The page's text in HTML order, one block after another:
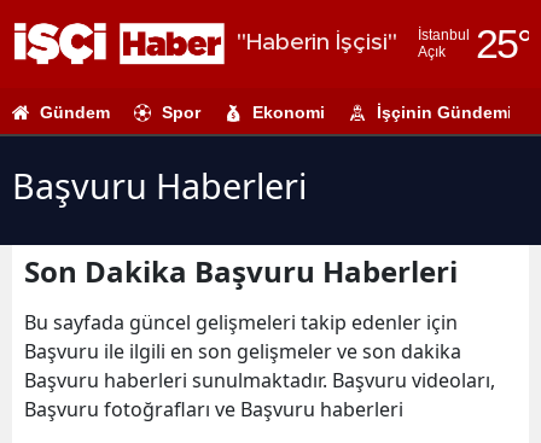
"Haberin İşçisi"
İstanbul
Açık
25°
Adıyaman
Amasya
Ankara
Antalya
Gündem Spor Ekonomi İşçinin Gündemi
Başvuru Haberleri
Son Dakika Başvuru Haberleri
Bu sayfada güncel gelişmeleri takip edenler için
Başvuru ile ilgili en son gelişmeler ve son dakika
Başvuru haberleri sunulmaktadır. Başvuru videoları,
Başvuru fotoğrafları ve Başvuru haberleri